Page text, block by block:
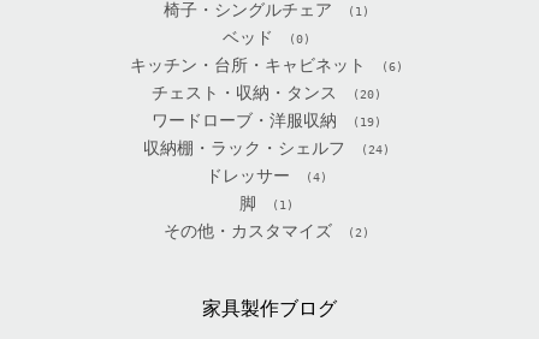
椅子・シングルチェア (1)
ベッド (0)
キッチン・台所・キャビネット (6)
チェスト・収納・タンス (20)
ワードローブ・洋服収納 (19)
収納棚・ラック・シェルフ (24)
ドレッサー (4)
脚 (1)
その他・カスタマイズ (2)
家具製作ブログ